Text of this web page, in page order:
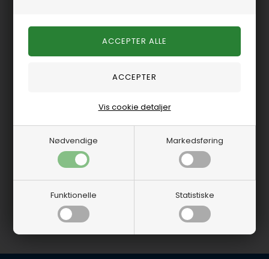
Nødvendige Markedsføring
Funktionelle Statistiske
Vis cookie detaljer
På lager-Levering 1-2
hverdage
2.875,00 DKK